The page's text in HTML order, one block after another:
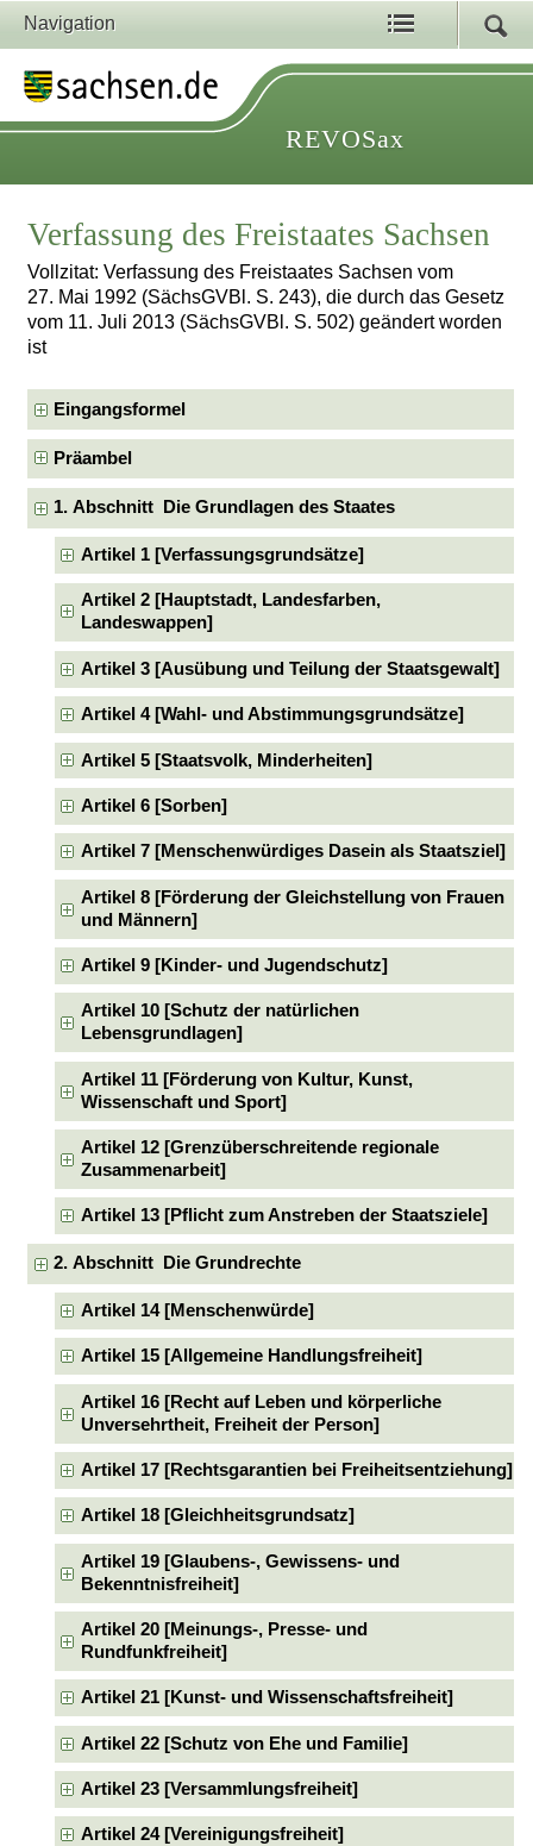
Navigation
REVOSax
Verfassung des Freistaates Sachsen
Vollzitat: Verfassung des Freistaates Sachsen vom
27. Mai 1992 (SächsGVBl. S. 243), die durch das Gesetz
vom 11. Juli 2013 (SächsGVBl. S. 502) geändert worden
ist
Eingangsformel
Präambel
1. Abschnitt Die Grundlagen des Staates
Artikel 1 [Verfassungsgrundsätze]
Artikel 2 [Hauptstadt, Landesfarben,
Landeswappen]
Artikel 3 [Ausübung und Teilung der Staatsgewalt]
Artikel 4 [Wahl- und Abstimmungsgrundsätze]
Artikel 5 [Staatsvolk, Minderheiten]
Artikel 6 [Sorben]
Artikel 7 [Menschenwürdiges Dasein als Staatsziel]
Artikel 8 [Förderung der Gleichstellung von Frauen
und Männern]
Artikel 9 [Kinder- und Jugendschutz]
Artikel 10 [Schutz der natürlichen
Lebensgrundlagen]
Artikel 11 [Förderung von Kultur, Kunst,
Wissenschaft und Sport]
Artikel 12 [Grenzüberschreitende regionale
Zusammenarbeit]
Artikel 13 [Pflicht zum Anstreben der Staatsziele]
2. Abschnitt Die Grundrechte
Artikel 14 [Menschenwürde]
Artikel 15 [Allgemeine Handlungsfreiheit]
Artikel 16 [Recht auf Leben und körperliche
Unversehrtheit, Freiheit der Person]
Artikel 17 [Rechtsgarantien bei Freiheitsentziehung]
Artikel 18 [Gleichheitsgrundsatz]
Artikel 19 [Glaubens-, Gewissens- und
Bekenntnisfreiheit]
Artikel 20 [Meinungs-, Presse- und
Rundfunkfreiheit]
Artikel 21 [Kunst- und Wissenschaftsfreiheit]
Artikel 22 [Schutz von Ehe und Familie]
Artikel 23 [Versammlungsfreiheit]
Artikel 24 [Vereinigungsfreiheit]